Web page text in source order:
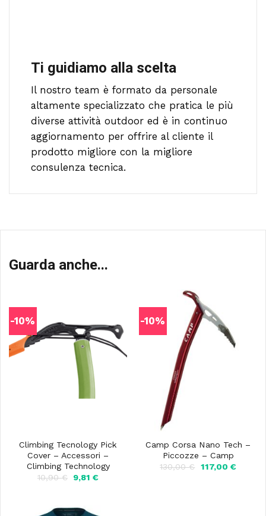
Ti guidiamo alla scelta
Il nostro team è formato da personale
altamente specializzato che pratica le più
diverse attività outdoor ed è in continuo
aggiornamento per offrire al cliente il
prodotto migliore con la migliore
consulenza tecnica.
Guarda anche...
-10%
Climbing Tecnology Pick
Cover – Accessori –
Climbing Technology
10,90€
Il
10,90 €.
9,81€Il
-10%
Camp Corsa Nano Tech –
Piccozze – Camp
130,00€
Il
117,00 €Il